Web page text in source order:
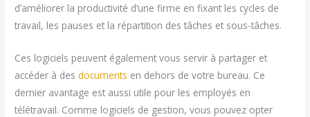
d’améliorer la productivité d’une firme en fixant les cycles de
travail, les pauses et la répartition des tâches et sous-tâches.
Ces logiciels peuvent également vous servir à partager et
accéder à desdocuments en dehors de votre bureau. Ce
dernier avantage est aussi utile pour les employés en
télétravail. Comme logiciels de gestion, vous pouvez opter